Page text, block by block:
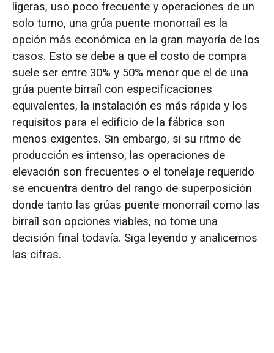
Cuando una grúa puente monorraíl es la
opción más inteligente
El costo total de propiedad de una grúa
puente determina qué debes comprar.
Viga en I vs. Viga cajón: Qué significa el
tipo de viga para la elección de su grúa.
¿Qué sucede cuando te equivocas?: 5
errores de selección
Error 1: Centrarse únicamente en el tonelaje e
ignorar la clase de servicio.
ligeras, uso poco frecuente y operaciones de un
solo turno, una grúa puente monorraíl es la
opción más económica en la gran mayoría de los
casos. Esto se debe a que el costo de compra
suele ser entre 30% y 50% menor que el de una
grúa puente birraíl con especificaciones
equivalentes, la instalación es más rápida y los
requisitos para el edificio de la fábrica son
menos exigentes. Sin embargo, si su ritmo de
producción es intenso, las operaciones de
elevación son frecuentes o el tonelaje requerido
se encuentra dentro del rango de superposición
donde tanto las grúas puente monorraíl como las
birraíl son opciones viables, no tome una
decisión final todavía. Siga leyendo y analicemos
las cifras.